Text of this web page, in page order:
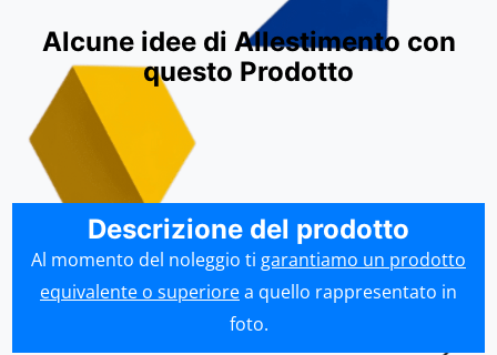
Alcune idee di Allestimento con
questo Prodotto
Descrizione del prodotto
Al momento del noleggio ti garantiamo un prodotto
equivalente o superiorea quello rappresentato in
foto.